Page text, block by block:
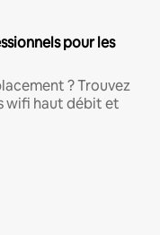
pour les
? Trouvez
wifi haut débit et